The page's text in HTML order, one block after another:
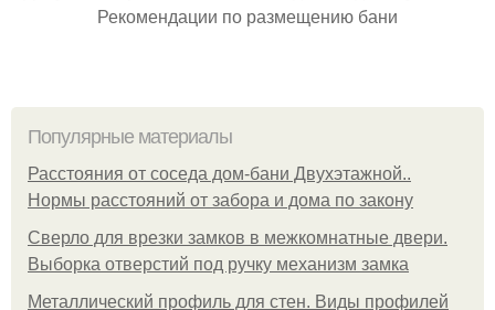
Рекомендации по размещению бани
Популярные материалы
Расстояния от соседа дом-бани Двухэтажной..
Нормы расстояний от забора и дома по закону
Сверло для врезки замков в межкомнатные двери.
Выборка отверстий под ручку механизм замка
Металлический профиль для стен. Виды профилей